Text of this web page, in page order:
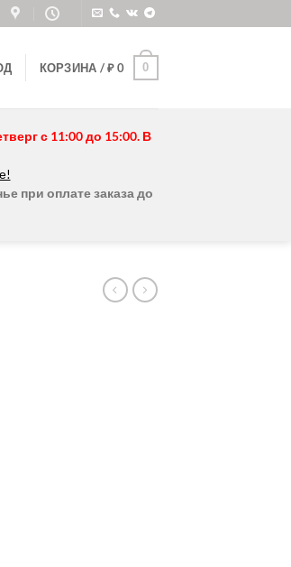
КОРЗИНА /₽0 0
с 11:00 до 15:00. В
при оплате заказа до